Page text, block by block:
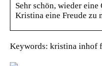
Sehr schön, wieder
Kristina eine Freude zu
Keywords: kristina inhof